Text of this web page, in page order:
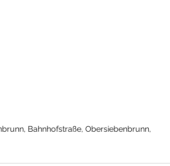
Bahnhofstraße, Obersiebenbrunn,